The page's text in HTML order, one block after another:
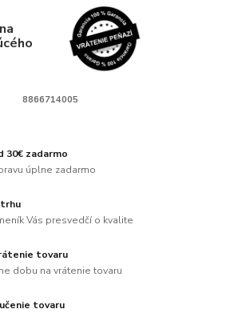
8866714005
30€ zadarmo
úplne zadarmo
trhu
Vás presvedčí o kvalite
tovaru
dobu na vrátenie tovaru
tovaru